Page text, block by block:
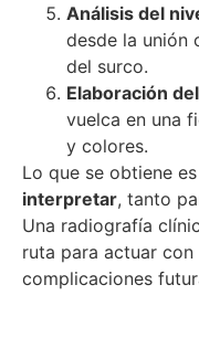
Análisis del
desde la unión
del surco.
Elaboración
vuelca en una
y colores.
Lo que se obtiene
interpretar, tanto
Una radiografía
ruta para actuar
complicaciones